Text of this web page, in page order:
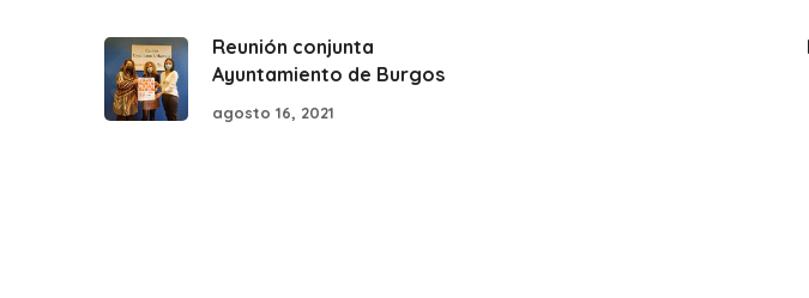
Reunión conjunta
Ayuntamiento de Burgos
agosto 16, 2021